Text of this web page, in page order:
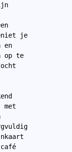
je
en
op te
met